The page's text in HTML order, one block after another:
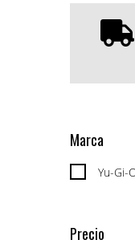
Marca
Yu-Gi-
Precio